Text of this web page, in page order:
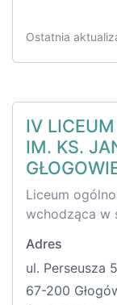
Ostatnia
IV
IM. KS.
Liceum
wchodząca w
Adres
ul. Perseusza 5
67-200